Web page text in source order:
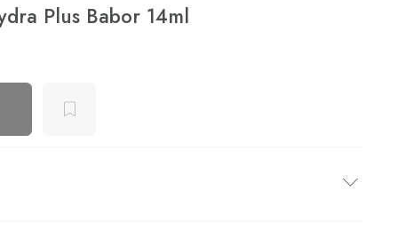
Plus Babor 14ml